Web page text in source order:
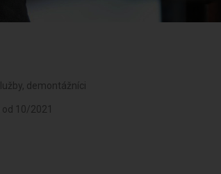
demontážníci
10/2021